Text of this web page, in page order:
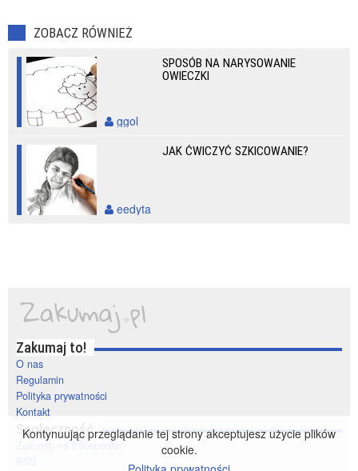
ZOBACZ RÓWNIEŻ
SPOSÓB NA NARYSOWANIE
OWIECZKI
ggol
JAK ĆWICZYĆ SZKICOWANIE?
eedyta
Zakumaj to!
O nas
Regulamin
Polityka prywatności
Kontakt
Społeczność
Zakumaj na Facebooku
Kontynuując przeglądanie tej strony akceptujesz użycie plików
cookie.